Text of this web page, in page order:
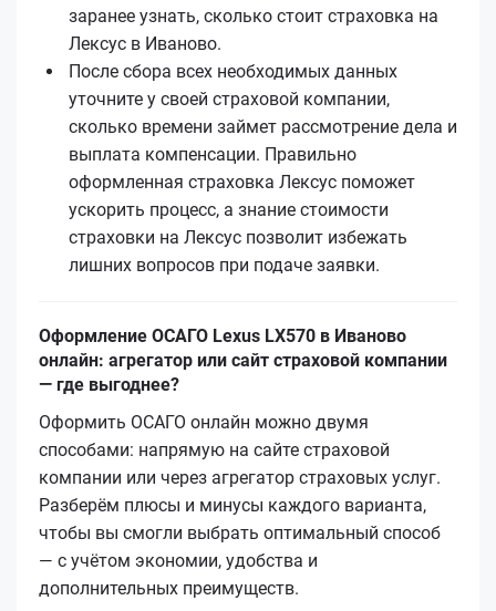
заранее узнать, сколько стоит страховка на
Лексус в Иваново.
После сбора всех необходимых данных
уточните у своей страховой компании,
сколько времени займет рассмотрение дела и
выплата компенсации. Правильно
оформленная страховка Лексус поможет
ускорить процесс, а знание стоимости
страховки на Лексус позволит избежать
лишних вопросов при подаче заявки.
Оформление ОСАГО Lexus LX570 в Иваново
онлайн: агрегатор или сайт страховой компании
— где выгоднее?
Оформить ОСАГО онлайн можно двумя
способами: напрямую на сайте страховой
компании или через агрегатор страховых услуг.
Разберём плюсы и минусы каждого варианта,
чтобы вы смогли выбрать оптимальный способ
— с учётом экономии, удобства и
дополнительных преимуществ.